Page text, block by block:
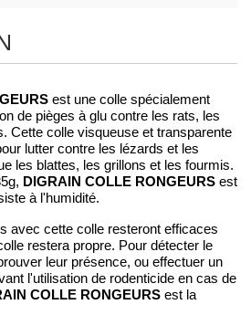
est une colle spécialement
de pièges à glu contre les rats, les
Cette colle visqueuse et transparente
lutter contre les lézards et les
les blattes, les grillons et les fourmis.
DIGRAIN COLLE RONGEURS est
à l'humidité.
avec cette colle resteront efficaces
restera propre. Pour détecter le
leur présence, ou effectuer un
l'utilisation de rodenticide en cas de
COLLE RONGEURS est la